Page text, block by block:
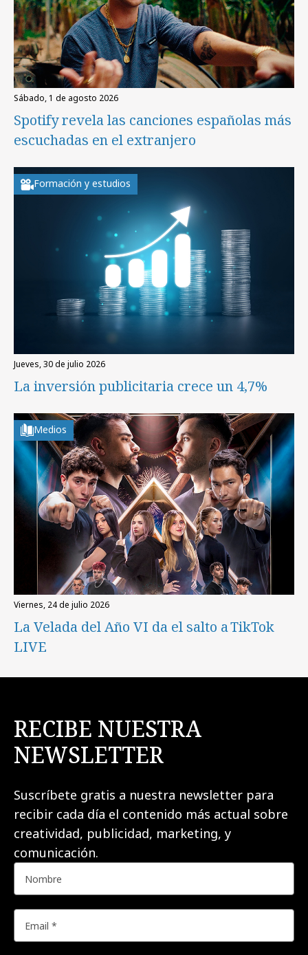
sábado, 1 de agosto 2026
Spotify revela las canciones españolas más
escuchadas en el extranjero
Formación y estudios
jueves, 30 de julio 2026
La inversión publicitaria crece un 4,7%
Medios
viernes, 24 de julio 2026
La Velada del Año VI da el salto a TikTok
LIVE
RECIBE NUESTRA
NEWSLETTER
Suscríbete gratis a nuestra newsletter para
recibir cada día el contenido más actual sobre
creatividad, publicidad, marketing, y
comunicación.